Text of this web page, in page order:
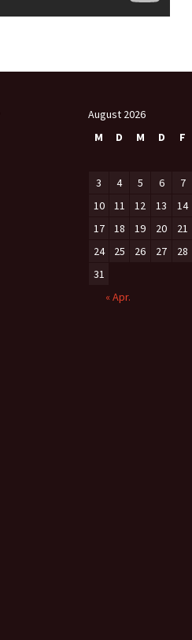
August 2026
M
D M D F
3
4 5 6 7
10
11 12 13 14
17
18 19 20 21
24
25 26 27 28
31
« Apr.